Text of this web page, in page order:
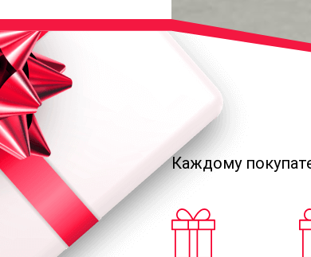
Каждому